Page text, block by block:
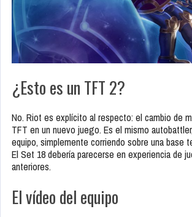
¿Esto es un TFT 2?
No. Riot es explícito al respecto: el cambio de
TFT en un nuevo juego. Es el mismo
equipo, simplemente corriendo sobre una base
El Set 18 debería parecerse en experiencia de
anteriores.
El vídeo del equipo